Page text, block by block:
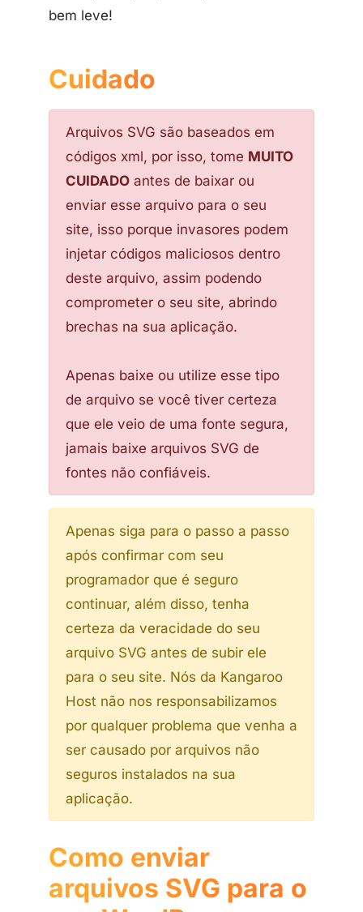
bem leve!
Cuidado
Arquivos SVG são baseados em
códigos xml, por isso, tome MUITO
CUIDADO antes de baixar ou
enviar esse arquivo para o seu
site, isso porque invasores podem
injetar códigos maliciosos dentro
deste arquivo, assim podendo
comprometer o seu site, abrindo
brechas na sua aplicação.
Apenas baixe ou utilize esse tipo
de arquivo se você tiver certeza
que ele veio de uma fonte segura,
jamais baixe arquivos SVG de
fontes não confiáveis.
Apenas siga para o passo a passo
após confirmar com seu
programador que é seguro
continuar, além disso, tenha
certeza da veracidade do seu
arquivo SVG antes de subir ele
para o seu site. Nós da Kangaroo
Host não nos responsabilizamos
por qualquer problema que venha a
ser causado por arquivos não
seguros instalados na sua
aplicação.
Como enviar
arquivos SVG para o